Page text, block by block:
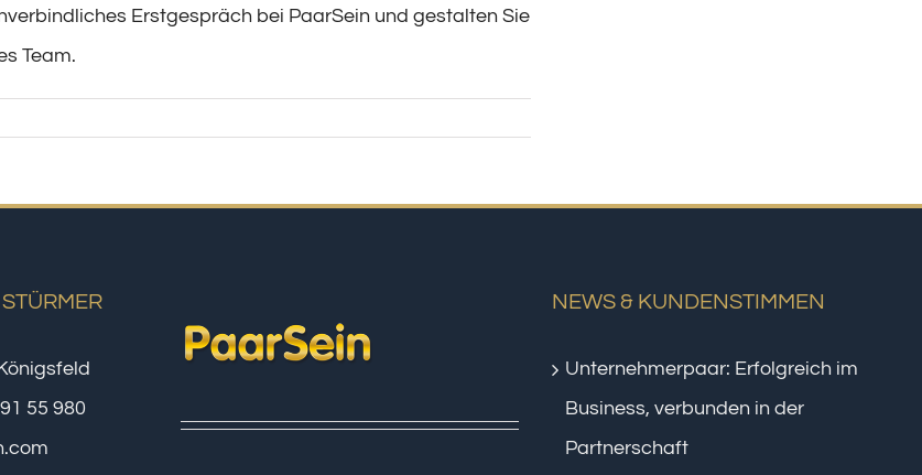
Erstgespräch bei PaarSein und gestalten Sie
Team.
55 980
NEWS & KUNDENSTIMMEN
Unternehmerpaar: Erfolgreich im
Business, verbunden in der
Partnerschaft